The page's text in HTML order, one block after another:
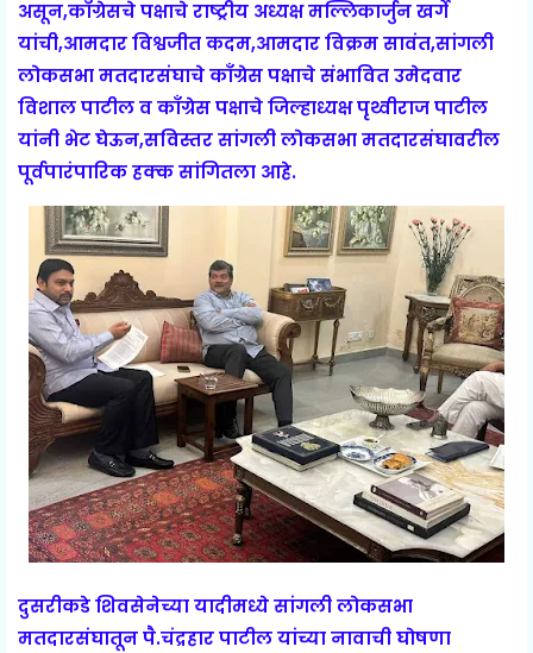
असून,काँग्रेसचे पक्षाचे राष्ट्रीय अध्यक्ष मल्लिकार्जुन खर्गे
यांची,आमदार विश्वजीत कदम,आमदार विक्रम सावंत,सांगली
लोकसभा मतदारसंघाचे काँग्रेस पक्षाचे संभावित उमेदवार
विशाल पाटील व काँग्रेस पक्षाचे जिल्हाध्यक्ष पृथ्वीराज पाटील
यांनी भेट घेऊन,सविस्तर सांगली लोकसभा मतदारसंघावरील
पूर्वपारंपारिक हक्क सांगितला आहे.
दुसरीकडे शिवसेनेच्या यादीमध्ये सांगली लोकसभा
मतदारसंघातून पै.चंद्रहार पाटील यांच्या नावाची घोषणा